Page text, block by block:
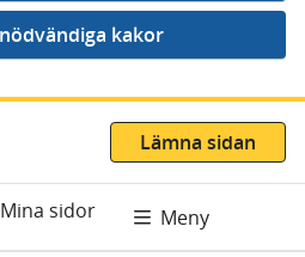
Lämna sidan
Mina sidor Meny